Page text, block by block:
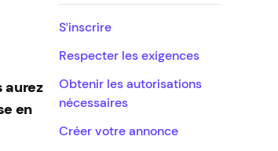
aurez
en
S’inscrire
Respecter les exigences
Obtenir les autorisations
nécessaires
Créer votre annonce